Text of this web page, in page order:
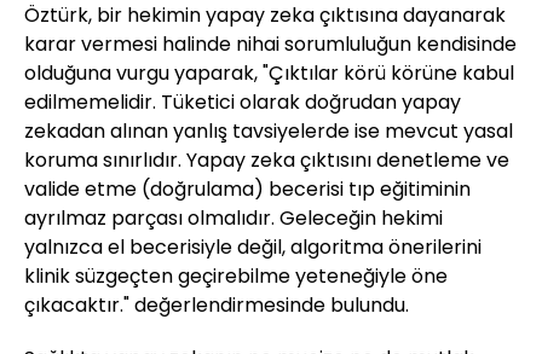
Öztürk, bir hekimin yapay zeka çıktısına dayanarak
karar vermesi halinde nihai sorumluluğun kendisinde
olduğuna vurgu yaparak, "Çıktılar körü körüne kabul
edilmemelidir. Tüketici olarak doğrudan yapay
zekadan alınan yanlış tavsiyelerde ise mevcut yasal
koruma sınırlıdır. Yapay zeka çıktısını denetleme ve
valide etme (doğrulama) becerisi tıp eğitiminin
ayrılmaz parçası olmalıdır. Geleceğin hekimi
yalnızca el becerisiyle değil, algoritma önerilerini
klinik süzgeçten geçirebilme yeteneğiyle öne
çıkacaktır." değerlendirmesinde bulundu.